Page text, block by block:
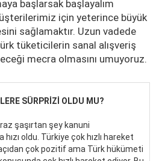
başlarsak başlayalım
için yeterince büyük
sağlamaktır. Uzun vadede
tüketicilerin sanal alışveriş
mecra olmasını umuyoruz.
SÜRPRİZİ OLDU MU?
şaşırtan şey kanuni
oldu. Türkiye çok hızlı hareket
çok pozitif ama Türk hükümeti